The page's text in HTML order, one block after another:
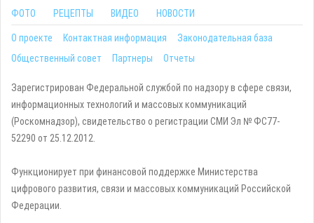
ФОТО
РЕЦЕПТЫ ВИДЕО НОВОСТИ
О проекте Контактная информация
Законодательная база
Общественный совет
Партнеры Отчеты
Зарегистрирован Федеральной службой по надзору в сфере связи,
информационных технологий и массовых коммуникаций
(Роскомнадзор), свидетельство о регистрации СМИ Эл № ФС77-
52290 от 25.12.2012.
Функционирует при финансовой поддержке Министерства
цифрового развития, связи и массовых коммуникаций Российской
Федерации.